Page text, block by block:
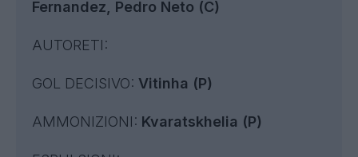
Fernandez, Pedro Neto (C)
AUTORETI:
GOL DECISIVO: Vitinha (P)
AMMONIZIONI: Kvaratskhelia (P)